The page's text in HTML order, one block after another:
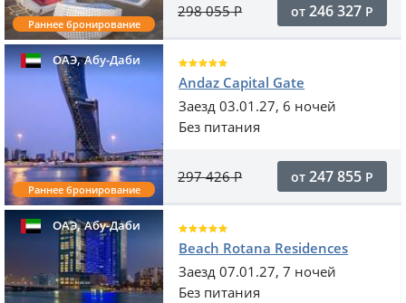
Раннее бронирование
298 055Р от 246 327 Р
ОАЭ,Абу-Даби
Раннее бронирование
Andaz Capital Gate
Заезд 03.01.27, 6 ночей
Без питания
297 426Р от 247 855 Р
ОАЭ,Абу-Даби
Beach Rotana Residences
Заезд 07.01.27, 7 ночей
Без питания